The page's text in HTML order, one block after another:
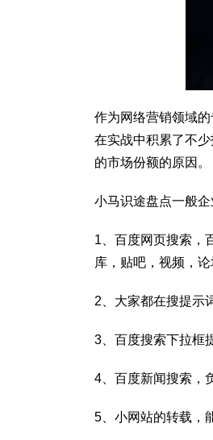
作为网络营销领域
在实战中积累了不
的市场份额的原因。
小马识途盘点一般
1、百度网页搜索，
库，贴吧，视频，
2、大家都在搜提示
3、百度搜索下拉框
4、百度新闻搜索，
5、小网站的转载，